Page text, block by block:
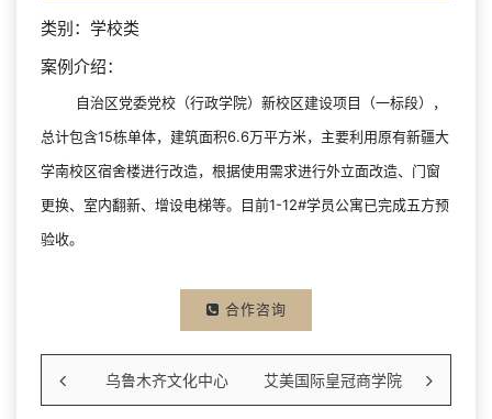
类别：学校类
案例介绍：
自治区党委党校（行政学院）新校区建设项目（一标段），
总计包含15栋单体，建筑面积6.6万平方米，主要利用原有新疆大
学南校区宿舍楼进行改造，根据使用需求进行外立面改造、门窗
更换、室内翻新、增设电梯等。目前1-12#学员公寓已完成五方预
验收。
合作咨询
乌鲁木齐文化中心 艾美国际皇冠商学院